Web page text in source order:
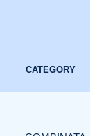
CATEGORY